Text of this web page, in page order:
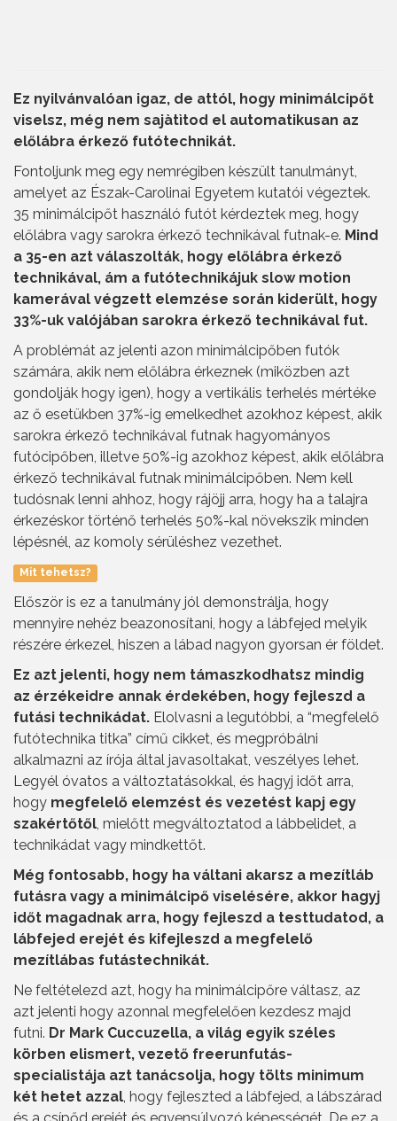
Ez nyilvánvalóan igaz, de attól, hogy minimálcipőt
viselsz, még nem sajàtìtod el automatikusan az
előlábra érkező futótechnikát.
Fontoljunk meg egy nemrégiben készült tanulmányt,
amelyet az Észak-Carolinai Egyetem kutatói végeztek.
35 minimálcipőt használó futót kérdeztek meg, hogy
előlábra vagy sarokra érkező technikával futnak-e. Mind
a 35-en azt válaszolták, hogy előlábra érkező
technikával, ám a futótechnikájuk slow motion
kamerával végzett elemzése során kiderült, hogy
33%-uk valójában sarokra érkező technikával fut.
A problémát az jelenti azon minimálcipőben futók
számára, akik nem előlábra érkeznek (miközben azt
gondolják hogy igen), hogy a vertikális terhelés mértéke
az ő esetükben 37%-ig emelkedhet azokhoz képest, akik
sarokra érkező technikával futnak hagyományos
futócipőben, illetve 50%-ig azokhoz képest, akik előlábra
érkező technikával futnak minimálcipőben. Nem kell
tudósnak lenni ahhoz, hogy rájöjj arra, hogy ha a talajra
érkezéskor történő terhelés 50%-kal növekszik minden
lépésnél, az komoly sérüléshez vezethet.
Mit tehetsz?
Először is ez a tanulmány jól demonstrálja, hogy
mennyire nehéz beazonosítani, hogy a lábfejed melyik
részére érkezel, hiszen a lábad nagyon gyorsan ér földet.
Ez azt jelenti, hogy nem támaszkodhatsz mindig
az érzékeidre annak érdekében, hogy fejleszd a
futási technikádat. Elolvasni a legutóbbi, a “megfelelő
futótechnika titka” című cikket, és megpróbálni
alkalmazni az írója által javasoltakat, veszélyes lehet.
Legyél óvatos a változtatásokkal, és hagyj időt arra,
hogy megfelelő elemzést és vezetést kapj egy
szakértőtől , mielőtt megváltoztatod a lábbelidet, a
technikádat vagy mindkettőt.
Még fontosabb, hogy ha váltani akarsz a mezítláb
futásra vagy a minimálcipő viselésére, akkor hagyj
időt magadnak arra, hogy fejleszd a testtudatod, a
lábfejed erejét és kifejleszd a megfelelő
mezítlábas futástechnikát.
Ne feltételezd azt, hogy ha minimálcipőre váltasz, az
azt jelenti hogy azonnal megfelelően kezdesz majd
futni. Dr Mark Cuccuzella, a világ egyik széles
körben elismert, vezető freerunfutás-
specialistája azt tanácsolja, hogy tölts minimum
két hetet azzal , hogy fejleszted a lábfejed, a lábszárad
és a csípőd erejét és egyensúlyozó képességét. De ez a